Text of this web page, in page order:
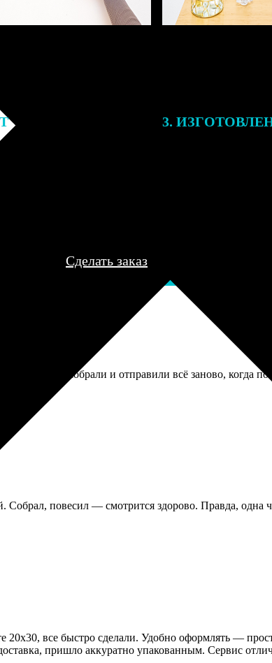
заказа к печати
могут связаться с Вами
телефону или email для
деталей.
3.
Оплатите заказ
оплаты получите
Сделать заказ
вопросов собрали и отправили всё заново, когда
Собрал, повесил — смотрится здорово. Правда, одна
20х30, все быстро сделали. Удобно оформлять —
пришло аккуратно упакованным. Сервис